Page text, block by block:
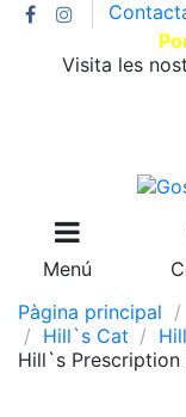
Visita les
Menú
Pàgina principal
Hill`s Cat
Hill`s